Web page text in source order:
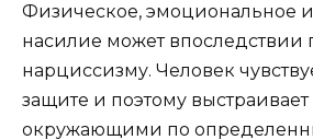
Физическое, эмоциональное и
насилие может впоследствии
нарциссизму. Человек
защите и поэтому
окружающими по